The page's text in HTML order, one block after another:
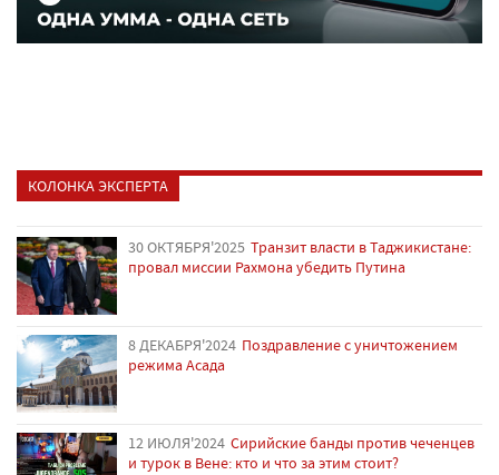
КОЛОНКА ЭКСПЕРТА
30 ОКТЯБРЯ'2025 Транзит власти в Таджикистане:
провал миссии Рахмона убедить Путина
8 ДЕКАБРЯ'2024 Поздравление с уничтожением
режима Асада
12 ИЮЛЯ'2024 Сирийские банды против чеченцев
и турок в Вене: кто и что за этим стоит?